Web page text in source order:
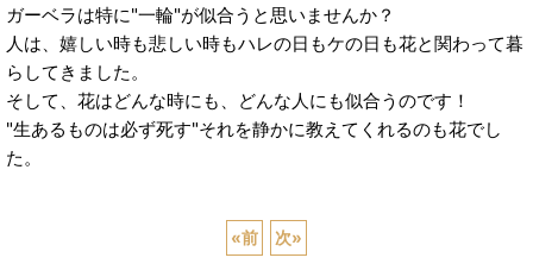
ガーベラは特に"一輪"が似合うと思いませんか？
人は、嬉しい時も悲しい時もハレの日もケの日も花と関わって暮
らしてきました。
そして、花はどんな時にも、どんな人にも似合うのです！
"生あるものは必ず死す"それを静かに教えてくれるのも花でし
た。
«前 次»